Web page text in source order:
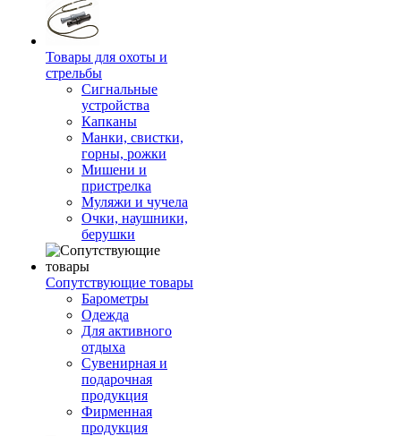
Товары для охоты и
стрельбы
Сигнальные
устройства
Капканы
Манки, свистки,
горны, рожки
Мишени и
пристрелка
Муляжи и чучела
Очки, наушники,
берушки
Сопутствующие товары
Барометры
Одежда
Для активного
отдыха
Сувенирная и
подарочная
продукция
Фирменная
продукция